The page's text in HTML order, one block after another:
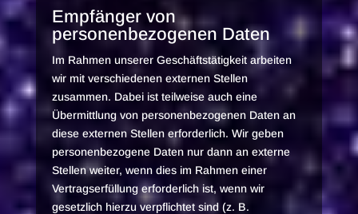
Empfänger von
personenbezogenen Daten
Im Rahmen unserer Geschäftstätigkeit arbeiten
wir mit verschiedenen externen Stellen
zusammen. Dabei ist teilweise auch eine
Übermittlung von personenbezogenen Daten an
diese externen Stellen erforderlich. Wir geben
personenbezogene Daten nur dann an externe
Stellen weiter, wenn dies im Rahmen einer
Vertragserfüllung erforderlich ist, wenn wir
gesetzlich hierzu verpflichtet sind (z. B.